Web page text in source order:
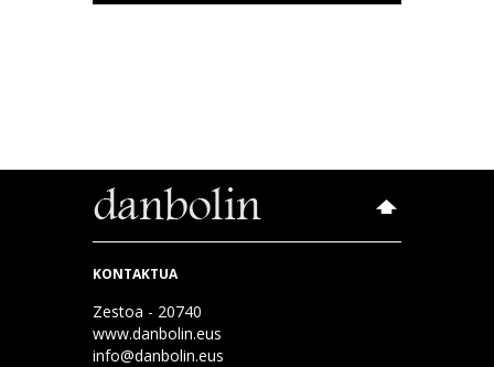
KONTAKTUA
Zestoa - 20740
www.danbolin.eus
info@danbolin.eus